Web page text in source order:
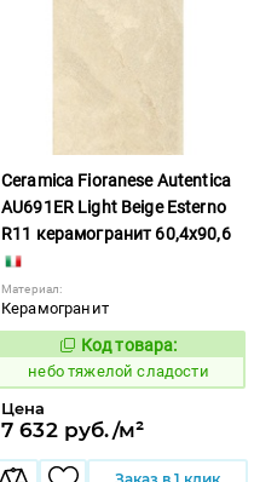
Ceramica Fioranese Autentica
AU691ER Light Beige Esterno
R11 керамогранит 60,4x90,6
Материал:
Керамогранит
1122845
Код товара:
небо тяжелой сладости
Цена
7 632 руб./м²